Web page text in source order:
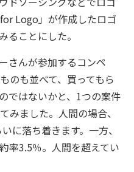
Logo」が作成したロゴ
ることにした。
さんが参加するコンペ
のも並べて、買ってもら
ではないかと、1つの案件
みました。人間の場合、
に落ち着きます。一方、
率3.5％。人間を超えてい